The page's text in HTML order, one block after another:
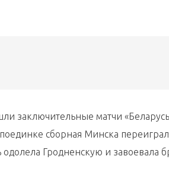
заключительные матчи
сборная Минска
Гродненскую и завоевала